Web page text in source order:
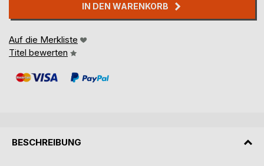
IN DEN WARENKORB
Auf die Merkliste
Titel bewerten
BESCHREIBUNG